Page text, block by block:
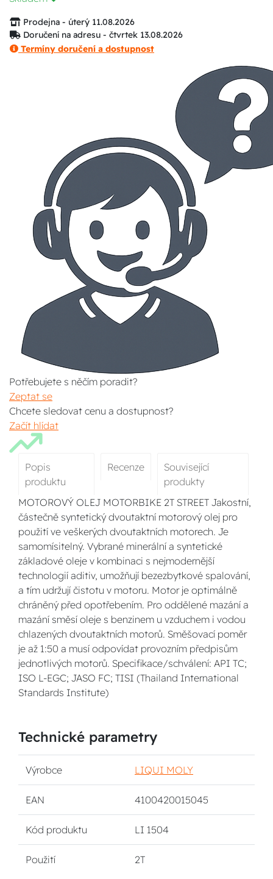
Prodejna - úterý 11.08.2026
Doručení na adresu - čtvrtek 13.08.2026
Termíny doručení a dostupnost
Potřebujete s něčím poradit?
Zeptat se
Chcete sledovat cenu a dostupnost?
Začít hlídat
Popis
produktu
Recenze
Související
produkty
MOTOROVÝ OLEJ MOTORBIKE 2T STREET Jakostní,
částečně syntetický dvoutaktní motorový olej pro
použití ve veškerých dvoutaktních motorech. Je
samomísitelný. Vybrané minerální a syntetické
základové oleje v kombinaci s nejmodernější
technologií aditiv, umožňují bezezbytkové spalování,
a tím udržují čistotu v motoru. Motor je optimálně
chráněný před opotřebením. Pro oddělené mazání a
mazání směsí oleje s benzinem u vzduchem i vodou
chlazených dvoutaktních motorů. Směšovací poměr
je až 1:50 a musí odpovídat provozním předpisům
jednotlivých motorů. Specifikace/schválení: API TC;
ISO L-EGC; JASO FC; TISI (Thailand International
Standards Institute)
Technické parametry
Výrobce LIQUI MOLY
EAN 4100420015045
Kód produktu LI 1504
Použití 2T